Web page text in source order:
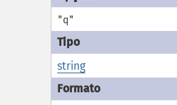
"q"
string